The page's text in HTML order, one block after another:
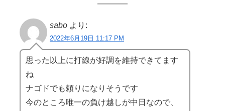
sabo より:
2022年6月19日 11:17 PM
思った以上に打線が好調を維持できてます
ね
ナゴドでも頼りになりそうです
今のところ唯一の負け越しが中日なので、